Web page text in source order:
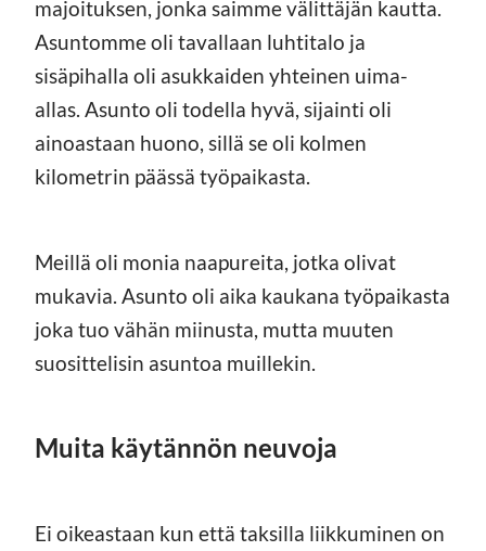
majoituksen, jonka saimme välittäjän kautta.
Asuntomme oli tavallaan luhtitalo ja
sisäpihalla oli asukkaiden yhteinen uima-
allas. Asunto oli todella hyvä, sijainti oli
ainoastaan huono, sillä se oli kolmen
kilometrin päässä työpaikasta.
Meillä oli monia naapureita, jotka olivat
mukavia. Asunto oli aika kaukana työpaikasta
joka tuo vähän miinusta, mutta muuten
suosittelisin asuntoa muillekin.
Muita käytännön neuvoja
Ei oikeastaan kun että taksilla liikkuminen on